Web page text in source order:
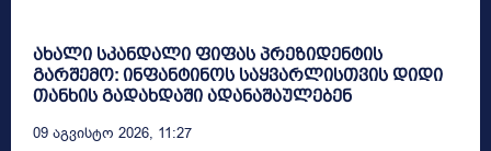
ახალი სკანდალი ფიფას პრეზიდენტის
გარშემო: ინფანტინოს საყვარლისთვის დიდი
თანხის გადახდაში ადანაშაულებენ
09 Აგვისტო 2026, 11:27